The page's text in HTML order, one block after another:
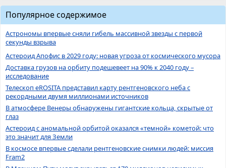
Популярное содержимое
Астрономы впервые сняли гибель массивной звезды с первой
секунды взрыва
Астероид Апофис в 2029 году: новая угроза от космического мусора
Доставка грузов на орбиту подешевеет на 90% к 2040 году –
исследование
Телескоп eROSITA представил карту рентгеновского неба с
рекордными двумя миллионами источников
В атмосфере Венеры обнаружены гигантские кольца, скрытые от
глаз
Астероид с аномальной орбитой оказался «темной» кометой: что
это значит для Земли
В космосе впервые сделали рентгеновские снимки людей: миссия
Fram2